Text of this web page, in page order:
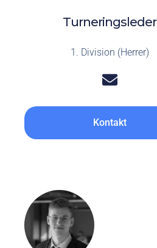
Turneringsleder
1. Division (Herrer)
Kontakt